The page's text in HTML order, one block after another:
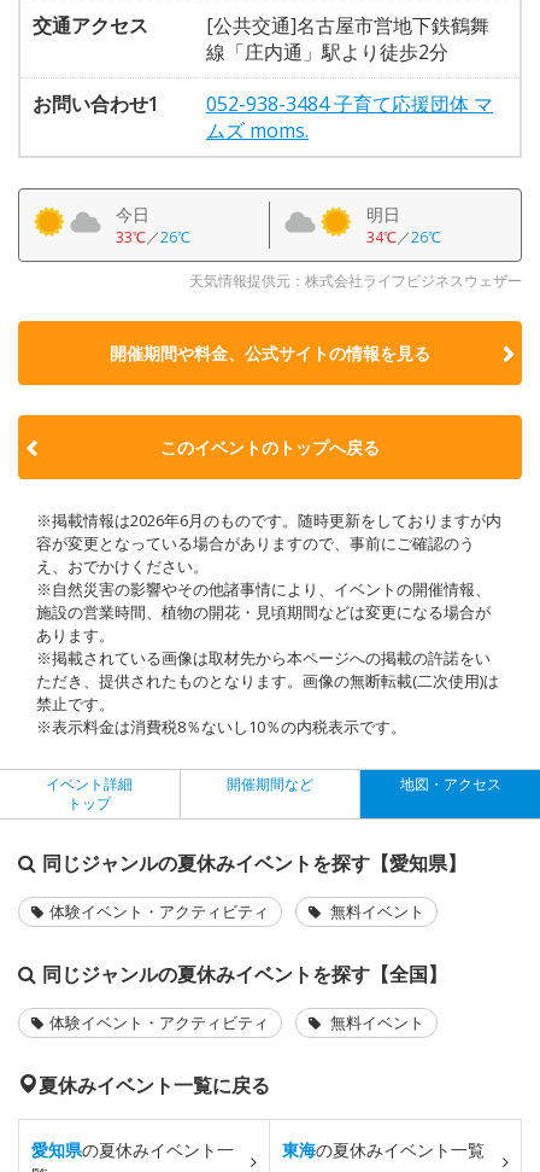
交通アクセス
[公共交通]名古屋市営地下鉄鶴舞
線「庄内通」駅より徒歩2分
お問い合わせ1
052-938-3484 子育て応援団体 マ
ムズ moms.
今日
33℃／26℃
明日
34℃／26℃
天気情報提供元：株式会社ライフビジネスウェザー
開催期間や料金、公式サイトの情報を見る
このイベントのトップへ戻る
※掲載情報は2026年6月のものです。随時更新をしておりますが内
容が変更となっている場合がありますので、事前にご確認のう
え、おでかけください。
※自然災害の影響やその他諸事情により、イベントの開催情報、
施設の営業時間、植物の開花・見頃期間などは変更になる場合が
あります。
※掲載されている画像は取材先から本ページへの掲載の許諾をい
ただき、提供されたものとなります。画像の無断転載(二次使用)は
禁止です。
※表示料金は消費税8％ないし10％の内税表示です。
イベント詳細
トップ
開催期間など 地図・アクセス
同じジャンルの夏休みイベントを探す【愛知県】
体験イベント・アクティビティ 無料イベント
同じジャンルの夏休みイベントを探す【全国】
体験イベント・アクティビティ 無料イベント
夏休みイベント一覧に戻る
愛知県の夏休みイベント一
東海の夏休みイベント一覧